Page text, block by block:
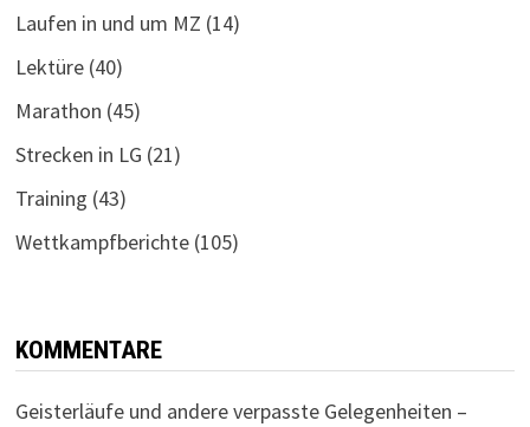
Laufen in und um MZ (14)
Lektüre(40)
Marathon (45)
Strecken in LG (21)
Training (43)
Wettkampfberichte(105)
KOMMENTARE
Geisterläufe und andere verpasste Gelegenheiten –